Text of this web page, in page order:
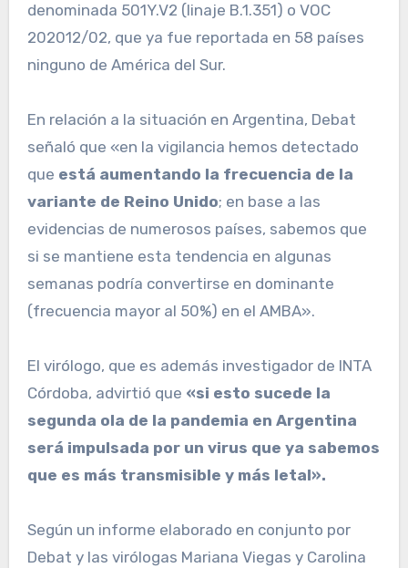
denominada 501Y.V2 (linaje B.1.351) o VOC
202012/02, que ya fue reportada en 58 países
ninguno de América del Sur.
En relación a la situación en Argentina, Debat
señaló que «en la vigilancia hemos detectado
que está aumentando la frecuencia de la
variante de Reino Unido; en base a las
evidencias de numerosos países, sabemos que
si se mantiene esta tendencia en algunas
semanas podría convertirse en dominante
(frecuencia mayor al 50%) en el AMBA».
El virólogo, que es además investigador de INTA
Córdoba, advirtió que «si esto sucede la
segunda ola de la pandemia en Argentina
será impulsada por un virus que ya sabemos
que es más transmisible y más letal».
Según un informe elaborado en conjunto por
Debat y las virólogas Mariana Viegas y Carolina